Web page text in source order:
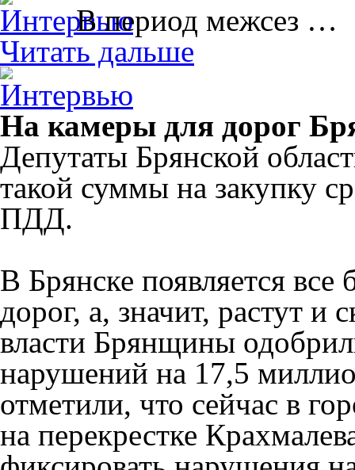
В период межсез …
Читать дальше
На камеры для дорог
Депутаты Брянской
такой суммы на закупку
ПДД.
В Брянске появляется
дорог, а, значит, растут и
власти Брянщины
нарушений на 17,5
отметили, что сейчас в
на перекрестке